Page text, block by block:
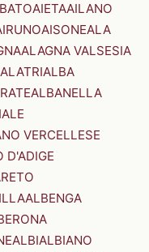
AIETAAILANO
AISONEALA
ALAGNA VALSESIA
ALATRIALBA
ALBANELLA
VERCELLESE
D'ADIGE
ALBENGA
ALBIALBIANO